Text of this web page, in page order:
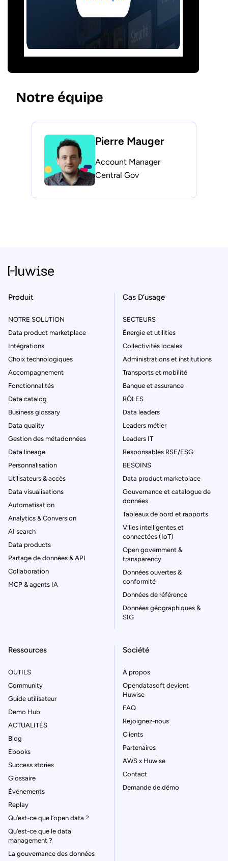
Notre équipe
Pierre Mauger
Account Manager
Central Gov
Produit
NOTRE SOLUTION
Data product marketplace
Intégrations
Choix technologiques
Accompagnement
Fonctionnalités
Data catalog
Business glossary
Data quality
Gestion des métadonnées
Data lineage
Personnalisation
Utilisateurs & accès
Data visualisations
Automatisation
Analytics & Conversion
AI search
Data products
Partage de données & API
Collaboration
MCP & agents IA
Cas D’usage
SECTEURS
Énergie et utilities
Collectivités locales
Administrations et institutions
Transports et mobilité
Banque et assurance
RÔLES
Data leaders
Leaders métier
Leaders IT
Responsables RSE/ESG
BESOINS
Data product marketplace
Gouvernance et catalogue de
données
Tableaux de bord et rapports
Villes intelligentes et
connectées (IoT)
Open government &
transparency
Données ouvertes &
conformité
Données de référence
Données géographiques &
SIG
Ressources
OUTILS
Community
Guide utilisateur
Demo Hub
ACTUALITÉS
Blog
Ebooks
Success stories
Glossaire
Événements
Replay
Qu’est-ce que l’open data ?
Qu’est-ce que le data
management ?
La gouvernance des données
Société
À propos
Opendatasoft devient
Huwise
FAQ
Rejoignez-nous
Clients
Partenaires
AWS x Huwise
Contact
Demande de démo